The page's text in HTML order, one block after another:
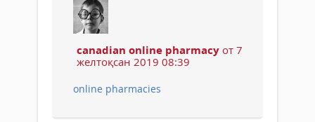
canadian online pharmacy от 7
желтоқсан 2019 08:39
online pharmacies